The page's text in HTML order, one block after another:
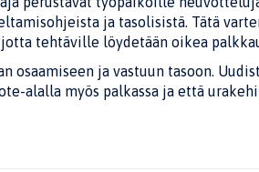
ja tasolisistä. Tätä
tehtäville löydetään oikea
osaamiseen ja vastuun tasoon.
alalla myös palkassa ja että